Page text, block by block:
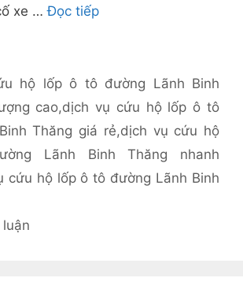
xe …Đọc tiếp
hộ lốp ô tô đường Lãnh Binh
cao,dịch vụ cứu hộ lốp ô tô
Thăng giá rẻ,dịch vụ cứu hộ
Lãnh Binh Thăng nhanh
cứu hộ lốp ô tô đường Lãnh Binh